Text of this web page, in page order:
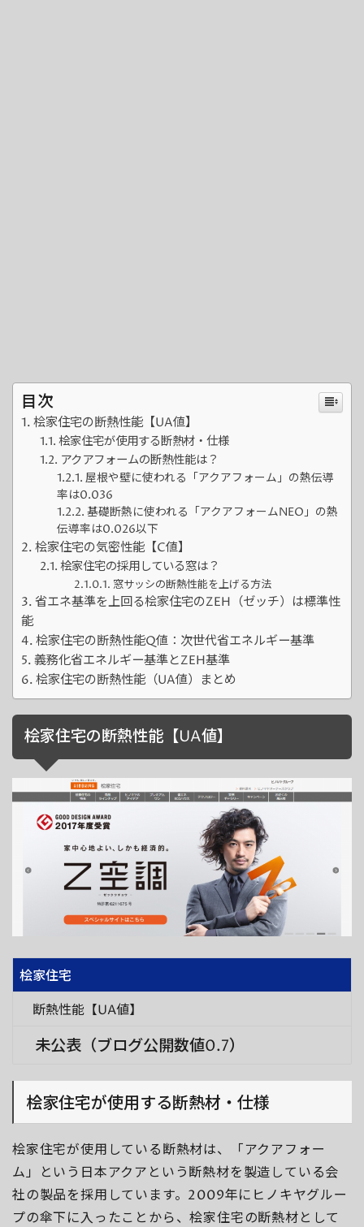
目次
桧家住宅の断熱性能【UA値】
桧家住宅が使用する断熱材・仕様
アクアフォームの断熱性能は？
屋根や壁に使われる「アクアフォーム」の熱伝導
率は0.036
基礎断熱に使われる「アクアフォームNEO」の熱
伝導率は0.026以下
桧家住宅の気密性能【C値】
桧家住宅の採用している窓は？
窓サッシの断熱性能を上げる方法
省エネ基準を上回る桧家住宅のZEH（ゼッチ）は標準性
能
桧家住宅の断熱性能Q値：次世代省エネルギー基準
義務化省エネルギー基準とZEH基準
桧家住宅の断熱性能（UA値）まとめ
桧家住宅の断熱性能【UA値】
桧家住宅
断熱性能【UA値】
未公表（ブログ公開数値0.7）
桧家住宅が使用する断熱材・仕様
桧家住宅が使用している断熱材は、「アクアフォー
ム」という日本アクアという断熱材を製造している会
社の製品を採用しています。2009年にヒノキヤグルー
プの傘下に入ったことから、桧家住宅の断熱材として